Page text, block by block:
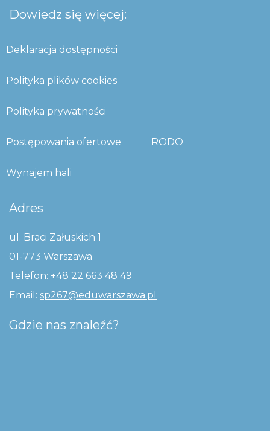
Dowiedz się więcej:
Deklaracja dostępności
Polityka plików cookies
Polityka prywatności
Postępowania ofertowe RODO
Wynajem hali
Adres
ul. Braci Załuskich 1
01-773 Warszawa
Telefon: +48 22 663 48 49
Email: sp267@eduwarszawa.pl
Gdzie nas znaleźć?